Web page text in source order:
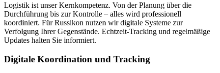
Logistik ist unser Kernkompetenz. Von der Planung über die
Durchführung bis zur Kontrolle – alles wird professionell
koordiniert. Für Russikon nutzen wir digitale Systeme zur
Verfolgung Ihrer Gegenstände. Echtzeit-Tracking und regelmäßige
Updates halten Sie informiert.
Digitale Koordination und Tracking